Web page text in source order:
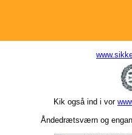
Kik også ind i vor
Åndedrætsværn og